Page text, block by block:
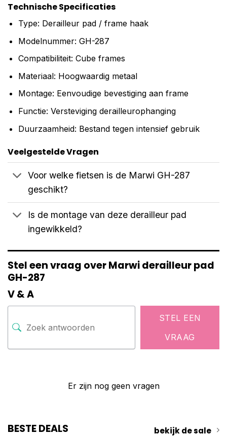
Technische Specificaties
Type: Derailleur pad / frame haak
Modelnummer: GH-287
Compatibiliteit: Cube frames
Materiaal: Hoogwaardig metaal
Montage: Eenvoudige bevestiging aan frame
Functie: Versteviging derailleurophanging
Duurzaamheid: Bestand tegen intensief gebruik
Veelgestelde Vragen
Voor welke fietsen is de Marwi GH-287
geschikt?
Is de montage van deze derailleur pad
ingewikkeld?
Stel een vraag over Marwi derailleur pad
GH-287
V & A
STEL EEN
VRAAG
Er zijn nog geen vragen
BESTE DEALS bekijk de sale